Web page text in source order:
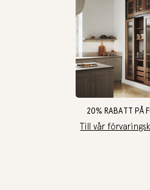
20% RABATT PÅ
Till vår